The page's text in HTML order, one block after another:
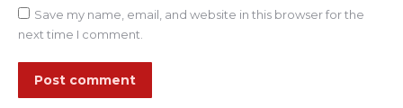
Save my name, email, and website in this browser for the
next time I comment.
Post comment